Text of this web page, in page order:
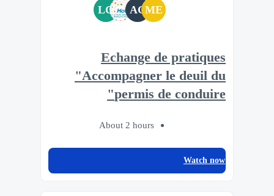
ME
AG
LG
Echange de pratiques
"Accompagner le deuil du
permis de conduire"
About 2 hours
Watch now